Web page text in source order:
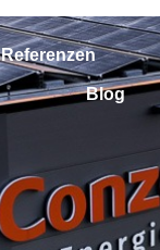
Referenzen
Blog